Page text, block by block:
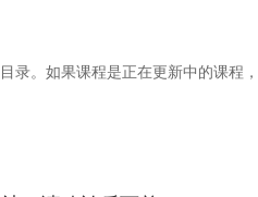
录。如果课程是正在更新中的课程